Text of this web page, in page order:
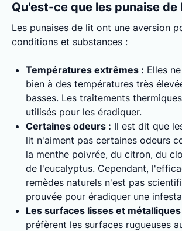
Qu'est-ce que les punaise
Les punaises de lit ont une aversion
conditions et substances :
Températures extrêmes : Elles
bien à des températures très
basses. Les traitements
utilisés pour les éradiquer.
Certaines odeurs : Il est dit que
lit n'aiment pas certaines odeurs
la menthe poivrée, du citron, du
de l'eucalyptus. Cependant,
remèdes naturels n'est pas
prouvée pour éradiquer une
Les surfaces lisses et métalliques
préfèrent les surfaces rugueuses